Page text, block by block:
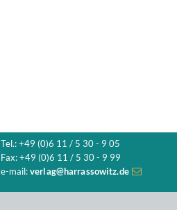
Tel.: +49 (0)6 11 / 5 30 - 9 05
Fax: +49 (0)6 11 / 5 30 - 9 99
e-mail: verlag@harrassowitz.de